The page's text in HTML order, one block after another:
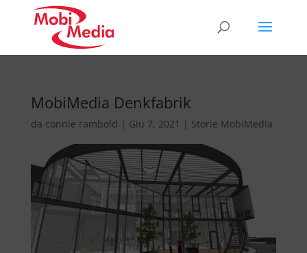
MobiMedia Denkfabrik
da connie rambold | Giu 7, 2021 | Storie MobiMedia